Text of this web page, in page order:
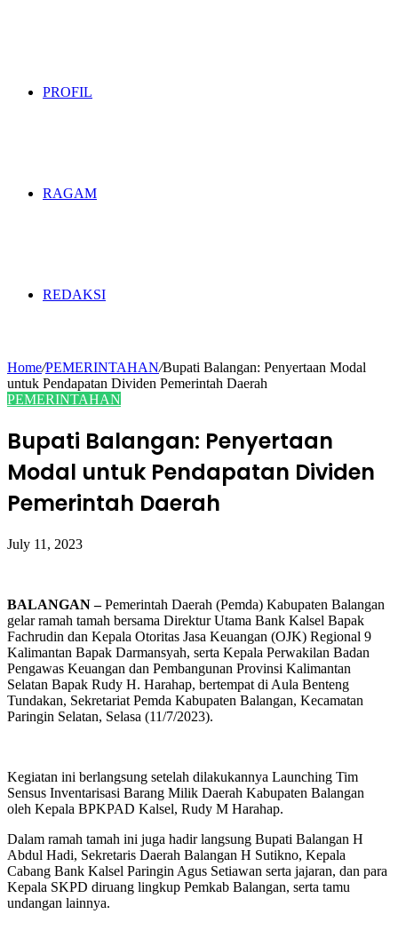
PROFIL
RAGAM
REDAKSI
Home/PEMERINTAHAN/Bupati Balangan: Penyertaan Modal
untuk Pendapatan Dividen Pemerintah Daerah
PEMERINTAHAN
Bupati Balangan: Penyertaan
Modal untuk Pendapatan Dividen
Pemerintah Daerah
July 11, 2023
BALANGAN –Pemerintah Daerah (Pemda) Kabupaten Balangan
gelar ramah tamah bersama Direktur Utama Bank Kalsel Bapak
Fachrudin dan Kepala Otoritas Jasa Keuangan (OJK) Regional 9
Kalimantan Bapak Darmansyah, serta Kepala Perwakilan Badan
Pengawas Keuangan dan Pembangunan Provinsi Kalimantan
Selatan Bapak Rudy H. Harahap, bertempat di Aula Benteng
Tundakan, Sekretariat Pemda Kabupaten Balangan, Kecamatan
Paringin Selatan, Selasa (11/7/2023).
Kegiatan ini berlangsung setelah dilakukannya Launching Tim
Sensus Inventarisasi Barang Milik Daerah Kabupaten Balangan
oleh Kepala BPKPAD Kalsel, Rudy M Harahap.
Dalam ramah tamah ini juga hadir langsung Bupati Balangan H
Abdul Hadi, Sekretaris Daerah Balangan H Sutikno, Kepala
Cabang Bank Kalsel Paringin Agus Setiawan serta jajaran, dan para
Kepala SKPD diruang lingkup Pemkab Balangan, serta tamu
undangan lainnya.